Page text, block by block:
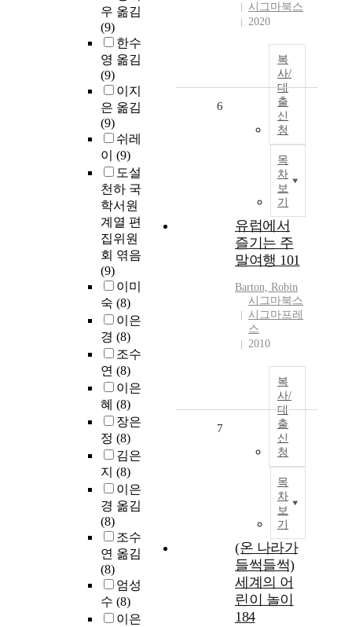
우 옮김
(9)
한수
영 옮김
(9)
이지
은 옮김
(9)
쉬레
이 (9)
도설
천하 국
학서원
계열 편
집위원
회 엮음
(9)
이미
숙 (8)
이은
경 (8)
조수
연 (8)
이은
혜 (8)
장은
정 (8)
김은
지 (8)
이은
경 옮김
(8)
조수
연 옮김
(8)
엄성
수 (8)
이은
시그마북스
2020
복
사/
대
출
신
청
목
차
보
기
6
유럽에서
즐기는 주
말여행 101
Barton, Robin
시그마북스
시그마프레
스
2010
복
사/
대
출
신
청
목
차
보
기
7
(온 나라가
들썩들썩)
세계의 어
린이 놀이
184